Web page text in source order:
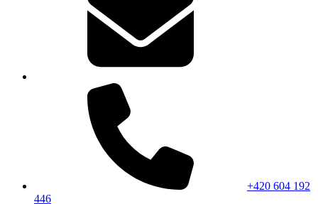
+420 604 192
446